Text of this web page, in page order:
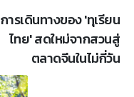
การเดินทางของ 'ทุเรียน
ไทย' สดใหม่จากสวนสู่
ตลาดจีนในไม่กี่วัน